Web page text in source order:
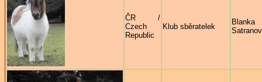
ČR /
Czech
Republic
Klub sběratelek
Blanka